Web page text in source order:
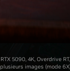
5090, 4K, Overdrive
plusieurs images (mode